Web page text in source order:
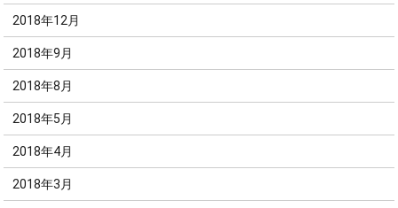
2018年12月
2018年9月
2018年8月
2018年5月
2018年4月
2018年3月